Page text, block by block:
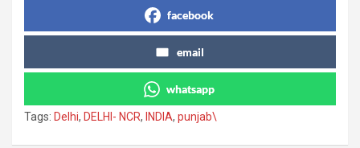
facebook
email
whatsapp
Tags: Delhi, DELHI- NCR, INDIA, punjab\